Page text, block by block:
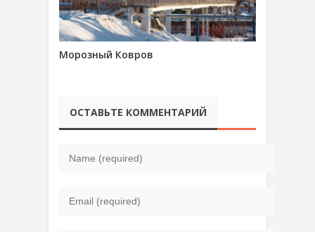
Морозный Ковров
ОСТАВЬТЕ КОММЕНТАРИЙ